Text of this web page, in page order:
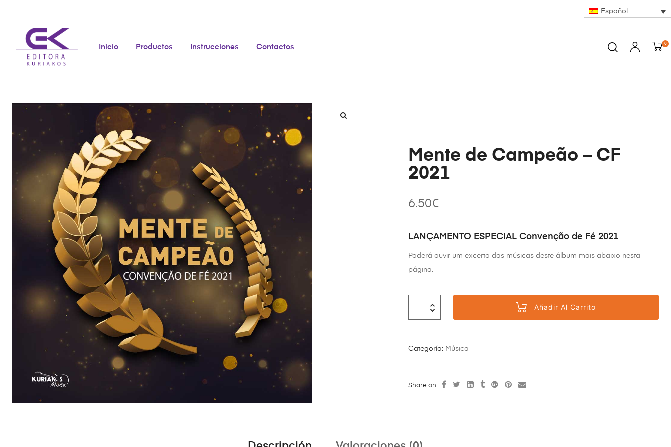
Español
Inicio Productos Instrucciones Contactos 0
Mente de Campeão – CF
2021
6.50€
LANÇAMENTO ESPECIAL Convenção de Fé 2021
Poderá ouvir um excerto das músicas deste álbum mais abaixo nesta
página.
Añadir Al Carrito
Categoría: Música
Share on: